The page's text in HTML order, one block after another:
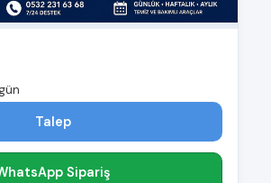
Talep
Sipariş